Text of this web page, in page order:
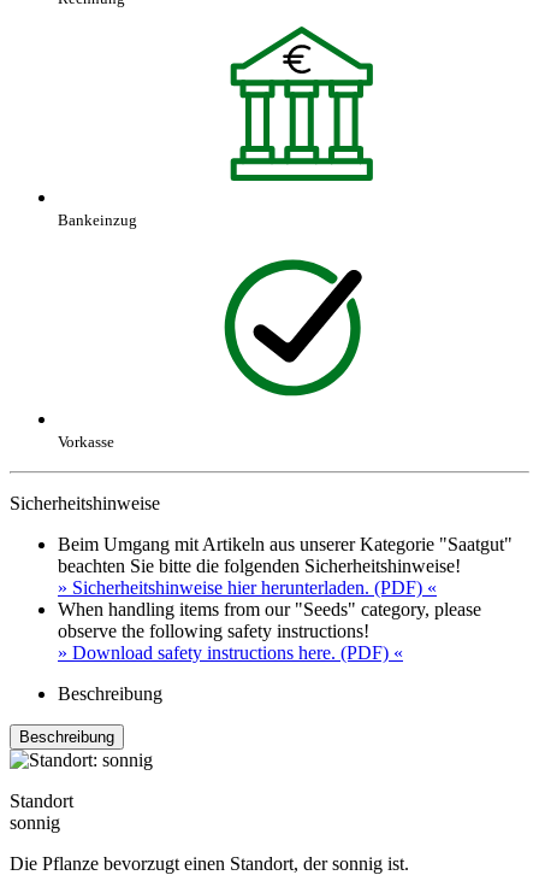
Bankeinzug
Vorkasse
Sicherheitshinweise
Beim Umgang mit Artikeln aus unserer Kategorie "Saatgut"
beachten Sie bitte die folgenden Sicherheitshinweise!
» Sicherheitshinweise hier herunterladen. (PDF) «
When handling items from our "Seeds" category, please
observe the following safety instructions!
» Download safety instructions here. (PDF) «
Beschreibung
Beschreibung
Standort
sonnig
Die Pflanze bevorzugt einen Standort, der sonnig ist.